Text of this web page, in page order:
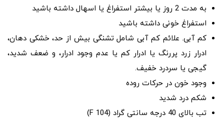
به مدت 2 روز یا بیشتر استفراغ یا اسهال داشته باشید
استفراغ خونی داشته باشید
کم آبی. علائم کم آبی شامل تشنگی بیش از حد، خشکی دهان،
ادرار زرد پررنگ یا ادرار کم یا عدم وجود ادرار، و ضعف شدید،
گیجی یا سردرد خفیف.
وجود خون در حرکات روده
شکم درد شدید
تب بالای 40 درجه سانتی گراد (104 F)